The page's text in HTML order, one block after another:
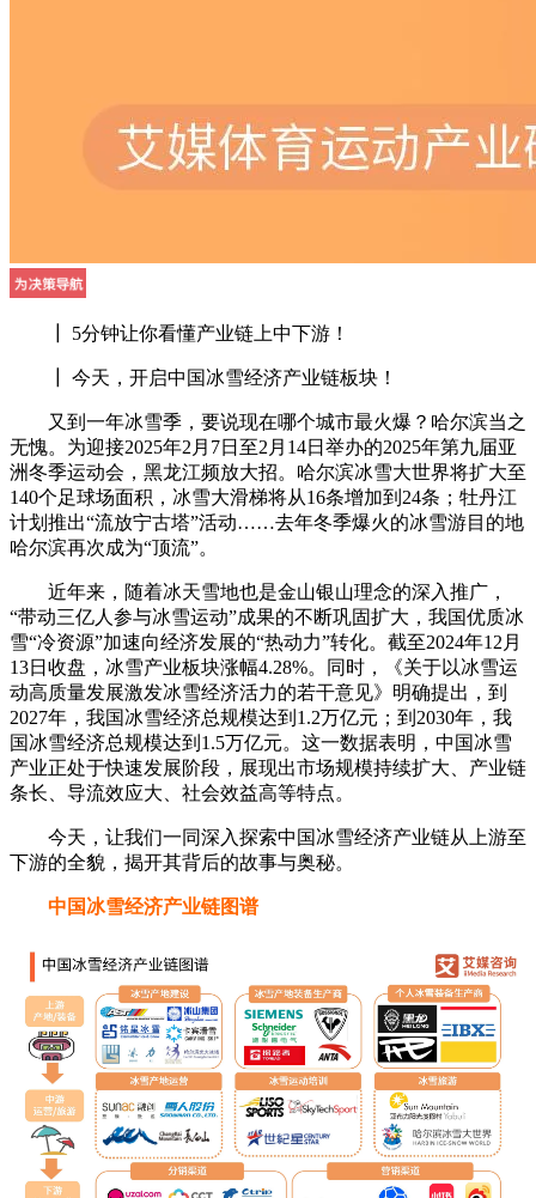
┃ 5分钟让你看懂产业链上中下游！
┃ 今天，开启中国冰雪经济产业链板块！
又到一年冰雪季，要说现在哪个城市最火爆？哈尔滨当之
无愧。为迎接2025年2月7日至2月14日举办的2025年第九届亚
洲冬季运动会，黑龙江频放大招。哈尔滨冰雪大世界将扩大至
140个足球场面积，冰雪大滑梯将从16条增加到24条；牡丹江
计划推出“流放宁古塔”活动……去年冬季爆火的冰雪游目的地
哈尔滨再次成为“顶流”。
近年来，随着冰天雪地也是金山银山理念的深入推广，
“带动三亿人参与冰雪运动”成果的不断巩固扩大，我国优质冰
雪“冷资源”加速向经济发展的“热动力”转化。截至2024年12月
13日收盘，冰雪产业板块涨幅4.28%。同时，《关于以冰雪运
动高质量发展激发冰雪经济活力的若干意见》明确提出，到
2027年，我国冰雪经济总规模达到1.2万亿元；到2030年，我
国冰雪经济总规模达到1.5万亿元。这一数据表明，中国冰雪
产业正处于快速发展阶段，展现出市场规模持续扩大、产业链
条长、导流效应大、社会效益高等特点。
今天，让我们一同深入探索中国冰雪经济产业链从上游至
下游的全貌，揭开其背后的故事与奥秘。
中国冰雪经济产业链图谱